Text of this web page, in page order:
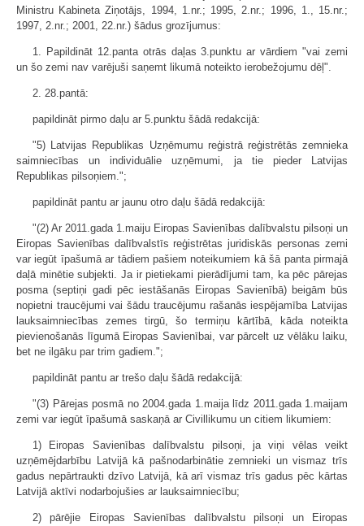
Ministru Kabineta Ziņotājs, 1994, 1.nr.; 1995, 2.nr.; 1996, 1., 15.nr.;
1997, 2.nr.; 2001, 22.nr.) šādus grozījumus:
1. Papildināt 12.panta otrās daļas 3.punktu ar vārdiem "vai zemi
un šo zemi nav varējuši saņemt likumā noteikto ierobežojumu dēļ".
2. 28.pantā:
papildināt pirmo daļu ar 5.punktu šādā redakcijā:
"5) Latvijas Republikas Uzņēmumu reģistrā reģistrētās zemnieka
saimniecības un individuālie uzņēmumi, ja tie pieder Latvijas
Republikas pilsoņiem.";
papildināt pantu ar jaunu otro daļu šādā redakcijā:
"(2) Ar 2011.gada 1.maiju Eiropas Savienības dalībvalstu pilsoņi un
Eiropas Savienības dalībvalstīs reģistrētas juridiskās personas zemi
var iegūt īpašumā ar tādiem pašiem noteikumiem kā šā panta pirmajā
daļā minētie subjekti. Ja ir pietiekami pierādījumi tam, ka pēc pārejas
posma (septiņi gadi pēc iestāšanās Eiropas Savienībā) beigām būs
nopietni traucējumi vai šādu traucējumu rašanās iespējamība Latvijas
lauksaimniecības zemes tirgū, šo termiņu kārtībā, kāda noteikta
pievienošanās līgumā Eiropas Savienībai, var pārcelt uz vēlāku laiku,
bet ne ilgāku par trim gadiem.";
papildināt pantu ar trešo daļu šādā redakcijā:
"(3) Pārejas posmā no 2004.gada 1.maija līdz 2011.gada 1.maijam
zemi var iegūt īpašumā saskaņā ar Civillikumu un citiem likumiem:
1) Eiropas Savienības dalībvalstu pilsoņi, ja viņi vēlas veikt
uzņēmējdarbību Latvijā kā pašnodarbinātie zemnieki un vismaz trīs
gadus nepārtraukti dzīvo Latvijā, kā arī vismaz trīs gadus pēc kārtas
Latvijā aktīvi nodarbojušies ar lauksaimniecību;
2) pārējie Eiropas Savienības dalībvalstu pilsoņi un Eiropas